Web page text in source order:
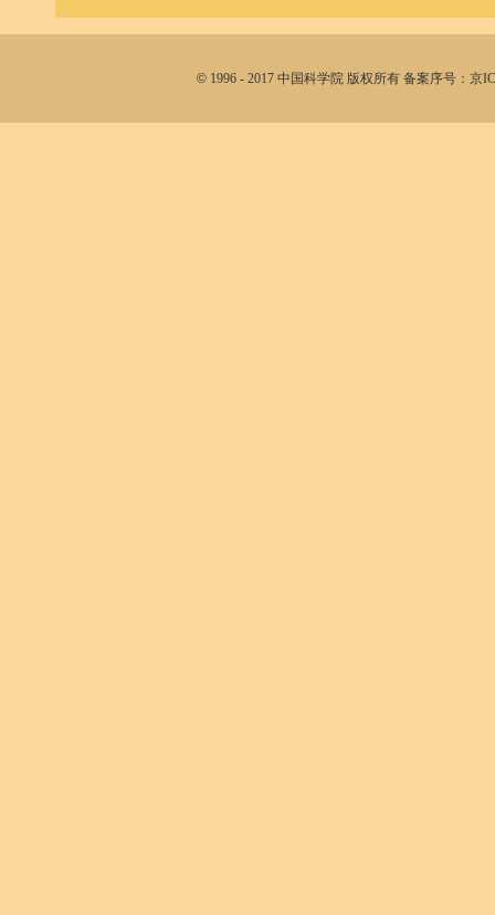
© 1996 - 2017 中国科学院 版权所有 备案序号：京